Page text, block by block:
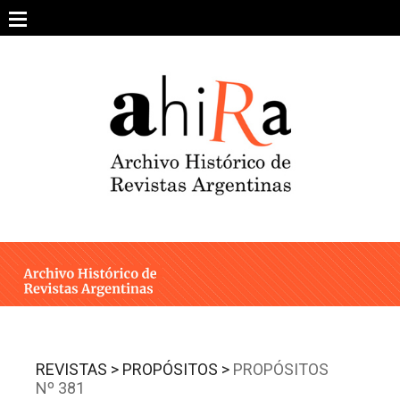
content
ARCHIVO DE REVISTAS
ESTUDIOS CRÍTICOS
INTEGRANTES
CONTACTO
REVISTAS > PROPÓSITOS > PROPÓSITOS
Nº 381